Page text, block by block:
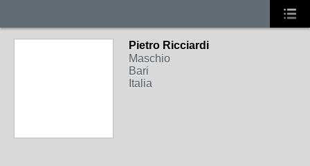
Pietro Ricciardi
Maschio
Bari
Italia